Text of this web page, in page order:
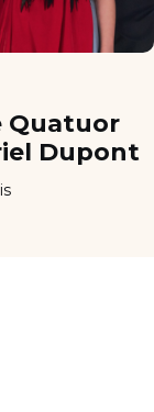
Quatuor
Dupont